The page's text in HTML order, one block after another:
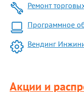
Ремонт
Программное
Вендинг
Акции и